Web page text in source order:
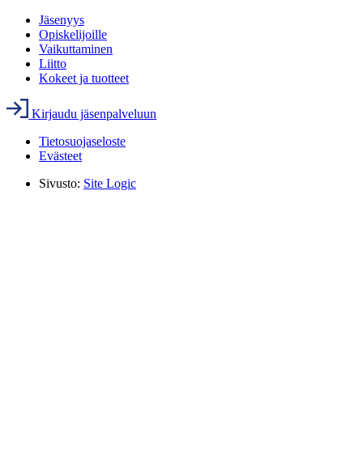
Jäsenyys
Opiskelijoille
Vaikuttaminen
Liitto
Kokeet ja tuotteet
Kirjaudu jäsenpalveluun
Tietosuojaseloste
Evästeet
Sivusto: Site Logic